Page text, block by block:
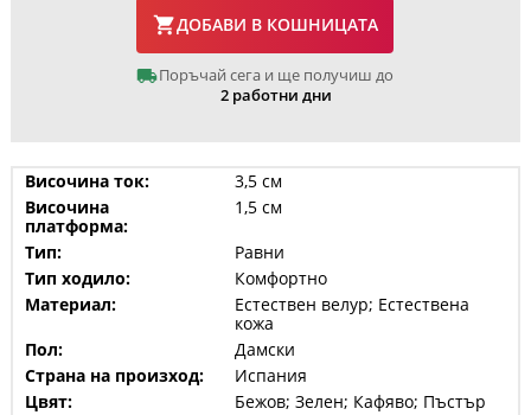
ДОБАВИ В КОШНИЦАТА
Поръчай сега и ще получиш до
2 работни дни
Височина ток:
3,5 см
Височина
платформа:
1,5 см
Тип:
Равни
Тип ходило:
Комфортно
Материал:
Естествен велур; Естествена
кожа
Пол:
Дамски
Страна на произход:
Испания
Цвят:
Бежов; Зелен; Кафяво; Пъстър